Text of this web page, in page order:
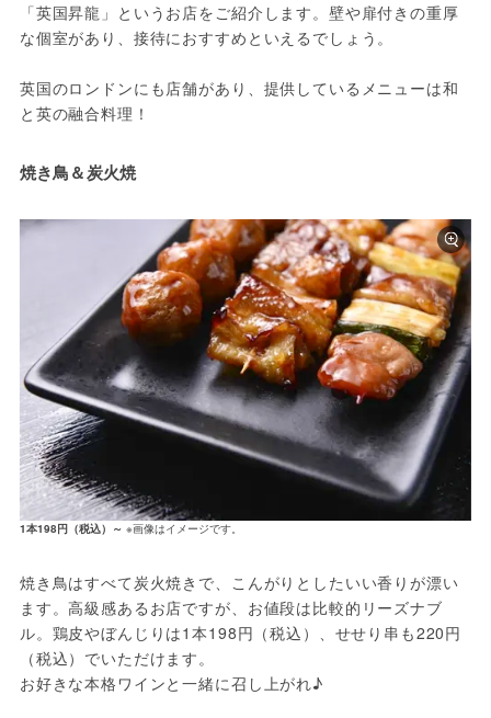
「英国昇龍」というお店をご紹介します。壁や扉付きの重厚
な個室があり、接待におすすめといえるでしょう。
英国のロンドンにも店舗があり、提供しているメニューは和
と英の融合料理！
焼き鳥＆炭火焼
1本198円（税込）～ ※画像はイメージです。
焼き鳥はすべて炭火焼きで、こんがりとしたいい香りが漂い
ます。高級感あるお店ですが、お値段は比較的リーズナブ
ル。鶏皮やぼんじりは1本198円（税込）、せせり串も220円
（税込）でいただけます。
お好きな本格ワインと一緒に召し上がれ♪